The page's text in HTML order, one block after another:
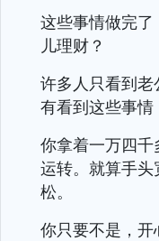
这些事情做完
儿理财？
许多人只看到
有看到这些事情
你拿着一万四
运转。就算手
松。
你只要不是，